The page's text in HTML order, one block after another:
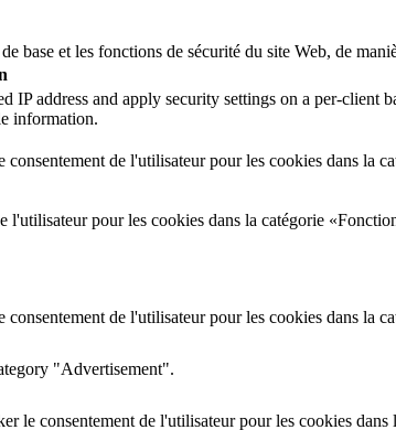
base et les fonctions de sécurité du site Web, de
address and apply security settings on a per-client
information.
de l'utilisateur pour les cookies dans la
pour les cookies dans la catégorie
de l'utilisateur pour les cookies dans la
"Advertisement".
consentement de l'utilisateur pour les cookies dans